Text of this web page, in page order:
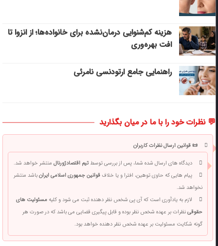
هزینه کم‌شنوایی درمان‌نشده برای خانواده‌ها؛ از انزوا تا
افت بهره‌وری
راهنمایی جامع ارتودنسی نامرئی
💬 نظرات خود را با ما در میان بگذارید
📜 قوانین ارسال نظرات کاربران
دیدگاه های ارسال شده شما، پس از بررسی توسطتیم اقتصادژورنالمنتشر خواهد شد.
پیام هایی که حاوی توهین، افترا و یا خلافقوانین جمهوری اسلامی ایرانباشد منتشر
نخواهد شد.
لازم به یادآوری است که آی پی شخص نظر دهنده ثبت می شود و کلیهمسئولیت های
حقوقینظرات بر عهده شخص نظر بوده و قابل پیگیری قضایی می باشد که در صورت هر
گونه شکایت مسئولیت بر عهده شخص نظر دهنده خواهد بود.